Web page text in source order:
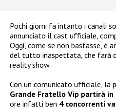
Pochi giorni fa intanto i canali
annunciato il cast ufficiale,
Oggi, come se non bastasse, è
del tutto inaspettata, che farà
reality show.
Con un comunicato ufficiale, la
Grande Fratello Vip partirà in
ore infatti ben 4 concorrenti